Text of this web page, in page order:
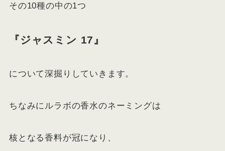
その10種の中の1つ
『ジャスミン 17』
について深掘りしていきます。
ちなみにルラボの香水のネーミングは
核となる香料が冠になり、